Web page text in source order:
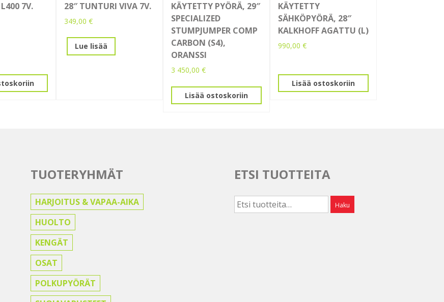
7V.
28″ TUNTURI VIVA 7V.
349,00 €
Lue lisää
KÄYTETTY PYÖRÄ, 29″
SPECIALIZED
STUMPJUMPER COMP
CARBON (S4),
ORANSSI
3 450,00 €
Lisää ostoskoriin
KÄYTETTY
SÄHKÖPYÖRÄ, 28″
KALKHOFF AGATTU (L)
990,00 €
Lisää ostoskoriin
TUOTERYHMÄT
HARJOITUS & VAPAA-AIKA
HUOLTO
KENGÄT
OSAT
POLKUPYÖRÄT
ETSI TUOTTEITA
Etsi: Haku